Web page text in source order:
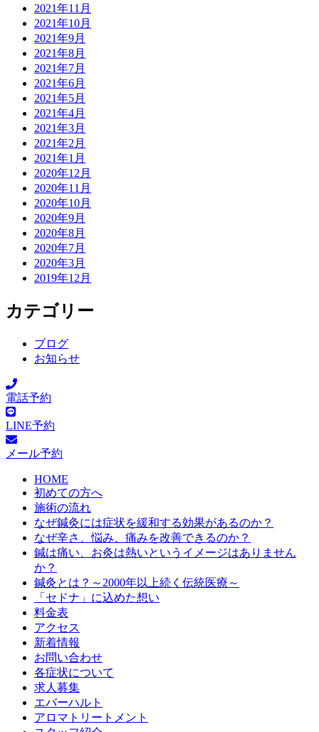
2021年11月
2021年10月
2021年9月
2021年8月
2021年7月
2021年6月
2021年5月
2021年4月
2021年3月
2021年2月
2021年1月
2020年12月
2020年11月
2020年10月
2020年9月
2020年8月
2020年7月
2020年3月
2019年12月
カテゴリー
ブログ
お知らせ
電話予約
LINE予約
メール予約
HOME
初めての方へ
施術の流れ
なぜ鍼灸には症状を緩和する効果があるのか？
なぜ辛さ、悩み、痛みを改善できるのか？
鍼は痛い、お灸は熱いというイメージはありません
か？
鍼灸とは？～2000年以上続く伝統医療～
「セドナ」に込めた想い
料金表
アクセス
新着情報
お問い合わせ
各症状について
求人募集
エバーハルト
アロマトリートメント